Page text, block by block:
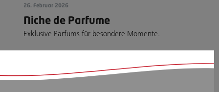
26. Februar 2026
Niche de Parfume
Exklusive Parfums für besondere Momente.